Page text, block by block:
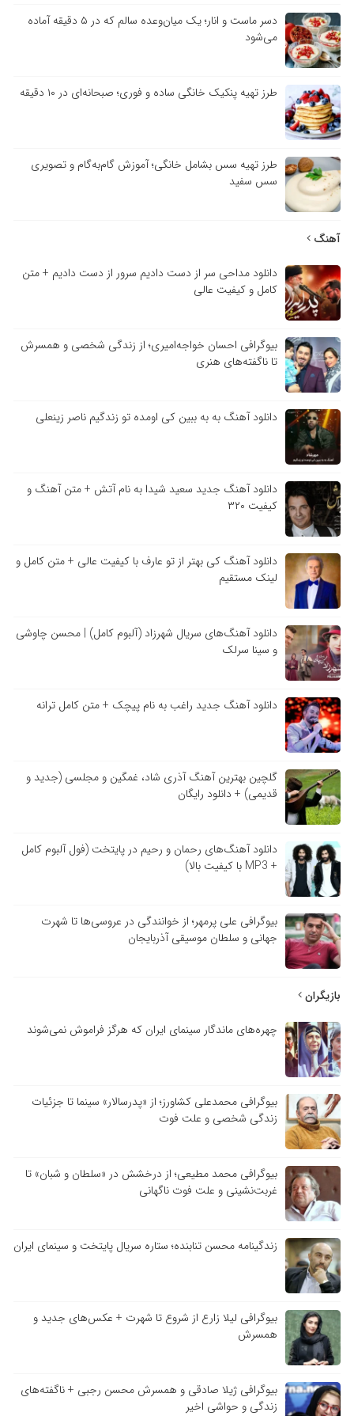
دسر ماست و انار؛ یک میان‌وعده سالم که در ۵ دقیقه آماده
می‌شود
طرز تهیه پنکیک خانگی ساده و فوری؛ صبحانه‌ای در ۱۰ دقیقه
طرز تهیه سس بشامل خانگی؛ آموزش گام‌به‌گام و تصویری
سس سفید
آهنگ
دانلود مداحی سر از دست دادیم سرور از دست دادیم + متن
کامل و کیفیت عالی
بیوگرافی احسان خواجه‌امیری؛ از زندگی شخصی و همسرش
تا ناگفته‌های هنری
دانلود آهنگ به به ببین کی اومده تو زندگیم ناصر زینعلی
دانلود آهنگ جدید سعید شیدا به نام آتش + متن آهنگ و
کیفیت ۳۲۰
دانلود آهنگ کی بهتر از تو عارف با کیفیت عالی + متن کامل و
لینک مستقیم
دانلود آهنگ‌های سریال شهرزاد (آلبوم کامل) | محسن چاوشی
و سینا سرلک
دانلود آهنگ جدید راغب به نام پیچک + متن کامل ترانه
گلچین بهترین آهنگ آذری شاد، غمگین و مجلسی (جدید و
قدیمی) + دانلود رایگان
دانلود آهنگ‌های رحمان و رحیم در پایتخت (فول آلبوم کامل
+ MP3 با کیفیت بالا)
بیوگرافی علی پرمهر؛ از خوانندگی در عروسی‌ها تا شهرت
جهانی و سلطان موسیقی آذربایجان
بازیگران
چهره‌های ماندگار سینمای ایران که هرگز فراموش نمی‌شوند
بیوگرافی محمدعلی کشاورز؛ از «پدرسالار» سینما تا جزئیات
زندگی شخصی و علت فوت
بیوگرافی محمد مطیعی؛ از درخشش در «سلطان و شبان» تا
غربت‌نشینی و علت فوت ناگهانی
زندگینامه محسن تنابنده؛ ستاره سریال پایتخت و سینمای ایران
بیوگرافی لیلا زارع از شروع تا شهرت + عکس‌های جدید و
همسرش
بیوگرافی ژیلا صادقی و همسرش محسن رجبی + ناگفته‌های
زندگی و حواشی اخیر